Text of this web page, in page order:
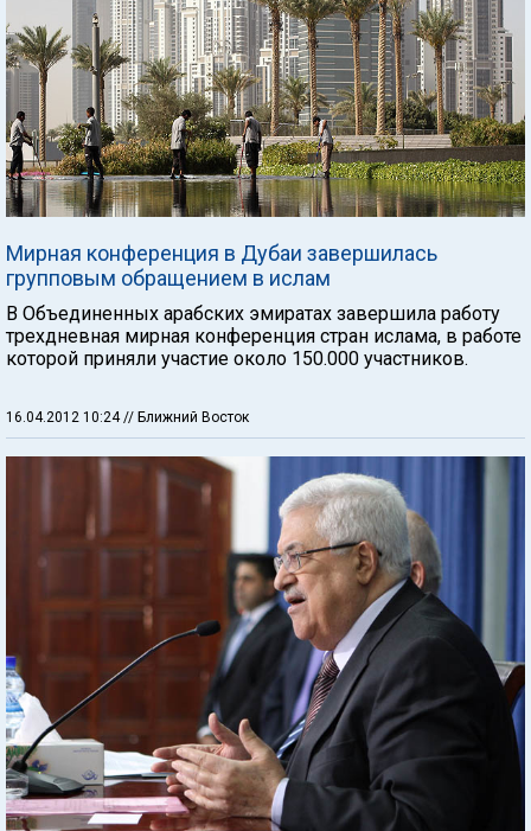
Мирная конференция в Дубаи завершилась
групповым обращением в ислам
В Объединенных арабских эмиратах завершила работу
трехдневная мирная конференция стран ислама, в работе
которой приняли участие около 150.000 участников.
16.04.2012 10:24// Ближний Восток